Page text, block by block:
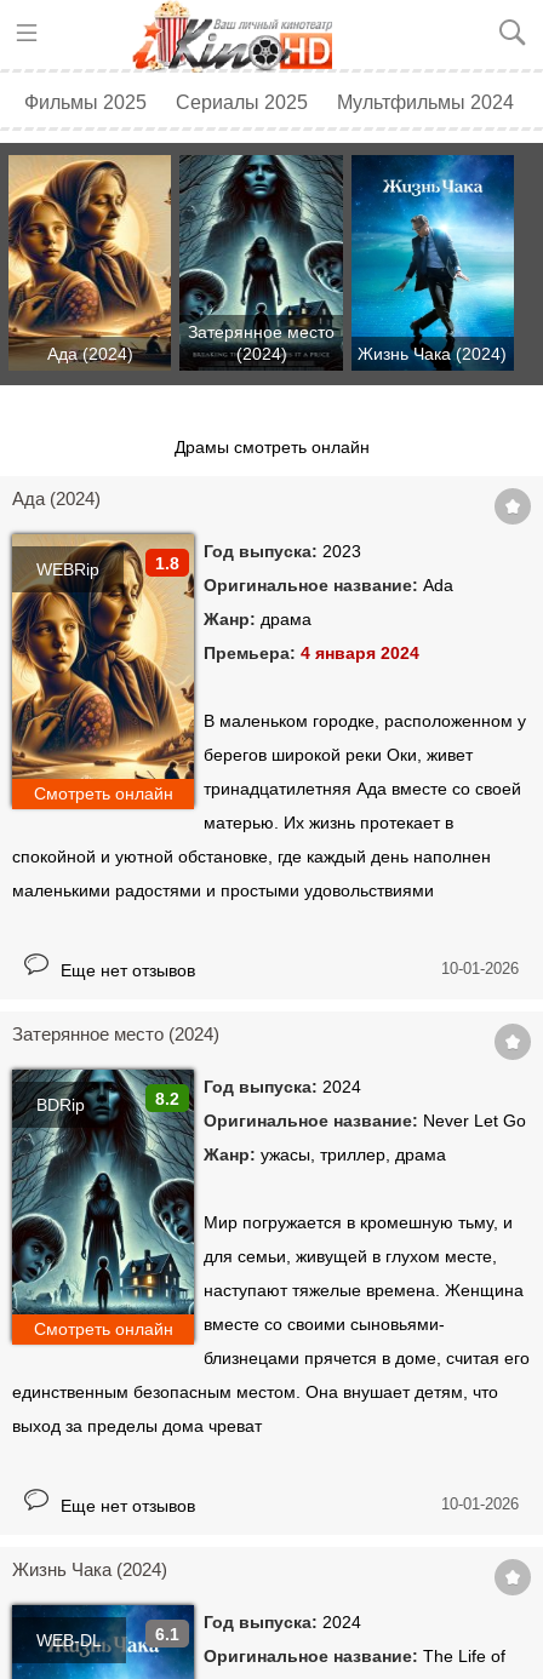
Фильмы 2025 Сериалы 2025 Мультфильмы 2024
Топ 250 Скоро в кино
Ада (2024)
Затерянное место
(2024)
Жизнь Чака (2024)
Время (2011)
предубеждение
(2005)
Погоня (2011)
Короли улиц (2008)
преступления
(2002)
Драмы смотреть онлайн
Ада (2024)
1.8
WEBRip
Год выпуска: 2023
Оригинальное название: Ada
Жанр: драма
Премьера: 4 января 2024
В маленьком городке, расположенном у
берегов широкой реки Оки, живет
тринадцатилетняя Ада вместе со своей
матерью. Их жизнь протекает в
спокойной и уютной обстановке, где каждый день наполнен
маленькими радостями и простыми удовольствиями
Смотреть онлайн
Еще нет отзывов 10-01-2026
Затерянное место (2024)
8.2
BDRip
Год выпуска: 2024
Оригинальное название: Never Let Go
Жанр: ужасы, триллер, драма
Мир погружается в кромешную тьму, и
для семьи, живущей в глухом месте,
наступают тяжелые времена. Женщина
вместе со своими сыновьями-
близнецами прячется в доме, считая его
единственным безопасным местом. Она внушает детям, что
выход за пределы дома чреват
Смотреть онлайн
Еще нет отзывов 10-01-2026
Жизнь Чака (2024)
6.1
WEB-DL
Год выпуска: 2024
Оригинальное название: The Life of